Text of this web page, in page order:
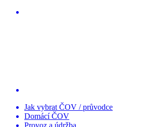
Jak vybrat ČOV / průvodce
Domácí ČOV